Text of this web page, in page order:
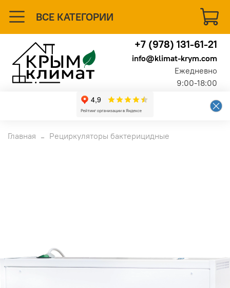
ВСЕ КАТЕГОРИИ
+7 (978) 131-61-21
info@klimat-krym.com
Ежедневно
9:00-18:00
Главная Рециркуляторы бактерицидные